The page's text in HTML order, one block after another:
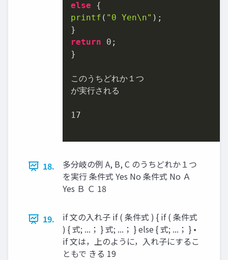
else
printf ( "0 Yen\n" );
return
0 ;
}
このうちどれか１つ
が実行される
17
18.
多分岐の例 A, B, C のうちどれか１つ
を実行 条件式 Yes No 条件式 No Ａ
Yes Ｂ Ｃ 18
19.
if 文の入れ子 if ( 条件式 ) { if ( 条件式
) { 式; ...； } 式; ...； } else { 式; ...； } •
if 文は，上のように，入れ子にするこ
ともで きる 19